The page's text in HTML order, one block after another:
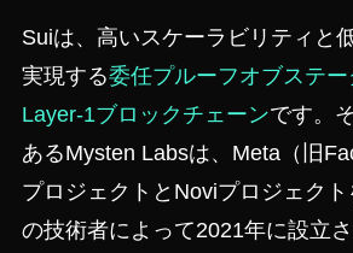
Suiは、高いスケーラビリティと
実現する委任プルーフオブステ
Layer-1ブロックチェーンです。
あるMysten Labsは、Meta（旧
プロジェクトとNoviプロジェク
の技術者によって2021年に設立さ